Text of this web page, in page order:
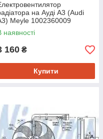
на Ауді A3 (Audi
Meyle 1002360009
наявності
160 ₴
Купити